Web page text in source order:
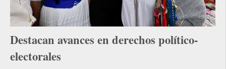
Destacan avances en derechos político-
electorales